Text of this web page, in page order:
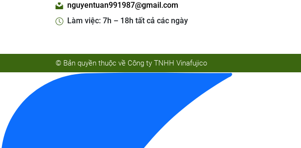
nguyentuan991987@gmail.com
Làm việc: 7h – 18h tất cả các ngày
© Bản quyền thuộc về Công ty TNHH Vinafujico